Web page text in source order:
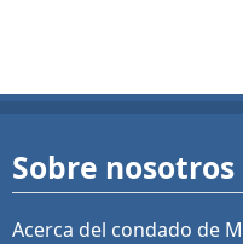
Sobre nosotros
Acerca del condado de